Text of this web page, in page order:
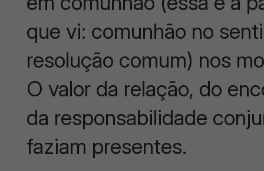
que vi: comunhão no
resolução comum) nos
O valor da relação, do
da responsabilidade
faziam presentes.